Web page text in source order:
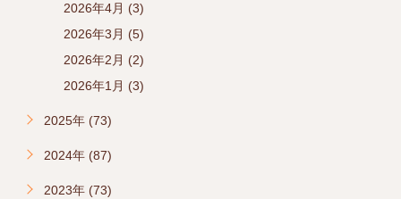
2026年4月 (3)
2026年3月 (5)
2026年2月 (2)
2026年1月 (3)
2025年 (73)
2024年 (87)
2023年 (73)